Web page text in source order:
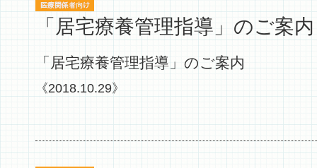
「居宅療養管理指導」のご案内
「居宅療養管理指導」のご案内
《2018.10.29》